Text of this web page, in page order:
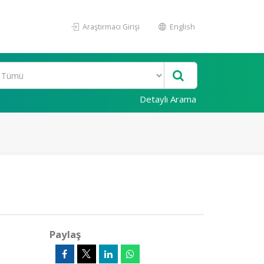
Araştırmacı Girişi English
Detaylı Arama
Paylaş